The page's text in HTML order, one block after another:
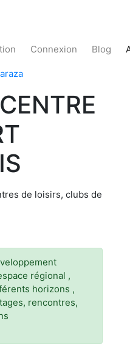
Connexion Blog
de loisirs, clubs de
régional ,
horizons ,
rencontres,